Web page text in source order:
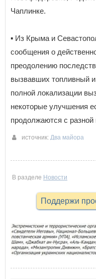
Чаплинке.
▪️ Из Крыма и
сообщения о
преодолению
вызвавших топливный
полной локализации
некоторые улучшения
продолжаются с разной
источник: Два майора
В разделе Новости
Поддержи